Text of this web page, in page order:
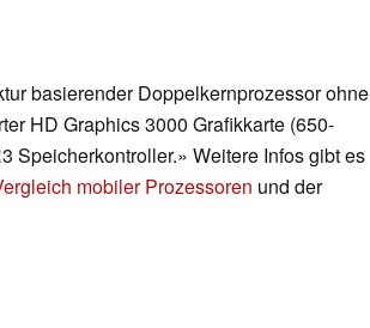
basierender Doppelkernprozessor ohne
HD Graphics 3000 Grafikkarte (650-
Speicherkontroller.» Weitere Infos gibt es
mobiler Prozessoren und der